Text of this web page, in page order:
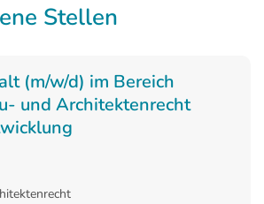
Stellen
(m/w/d) im Bereich
und Architektenrecht